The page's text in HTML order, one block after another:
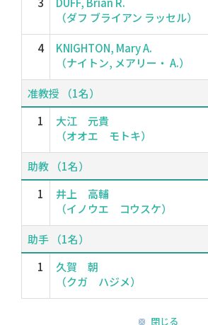
（ダフ ブライアン ラッセル）
4
KNIGHTON, Mary A.
（ナイトン, メアリー・ A.）
准教授 （1名）
1
大江 元貴
（オオエ モトキ）
助教 （1名）
1
井上 高輔
（イノウエ コウスケ）
助手 （1名）
1
久賀 朝
（クガ ハジメ）
閉じる